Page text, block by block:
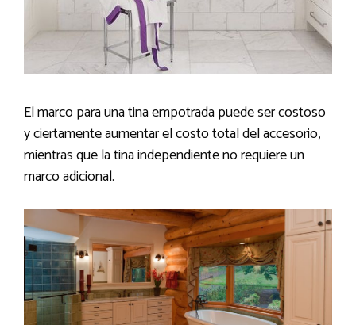
El marco para una tina empotrada puede ser costoso
y ciertamente aumentar el costo total del accesorio,
mientras que la tina independiente no requiere un
marco adicional.